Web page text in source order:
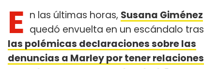
E n las últimas horas, Susana Giménez
quedó envuelta en un escándalo tras
las polémicas declaraciones sobre las
denuncias a Marley por tener relaciones